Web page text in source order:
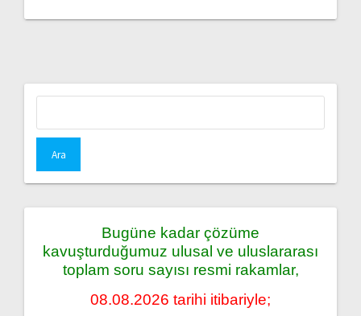
Bugüne kadar çözüme
kavuşturduğumuz ulusal ve uluslararası
toplam soru sayısı resmi rakamlar,
08.08.2026 tarihi itibariyle;